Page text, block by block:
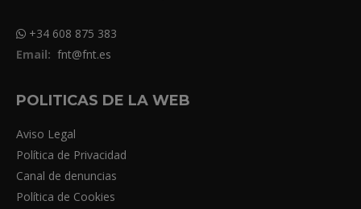
+34 608 875 383
Email: fnt@fnt.es
POLITICAS DE LA WEB
Aviso Legal
Política de Privacidad
Canal de denuncias
Política de Cookies